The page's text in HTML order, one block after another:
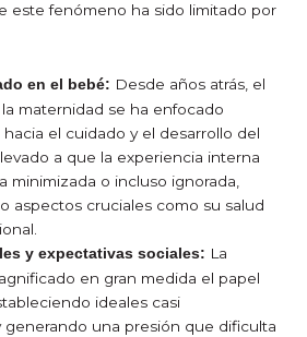
este fenómeno ha sido limitado por
en el bebé: Desde años atrás, el
maternidad se ha enfocado
el cuidado y el desarrollo del
a que la experiencia interna
minimizada o incluso ignorada,
aspectos cruciales como su salud
y expectativas sociales: La
en gran medida el papel
ideales casi
generando una presión que dificulta